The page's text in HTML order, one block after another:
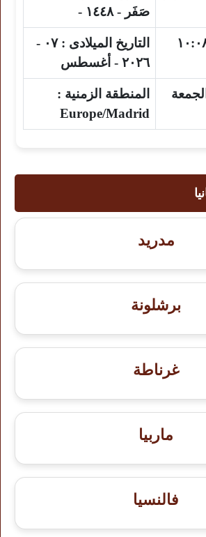
صَفَر - ١٤٤٨ -
التاريخ الميلادى :
٠٧ -
٢٠٢٦ - أغسطس
الجمعة
المنطقة الزمنية :
Europe/Madrid
مدريد
برشلونة
غرناطة
ماربيا
فالنسيا